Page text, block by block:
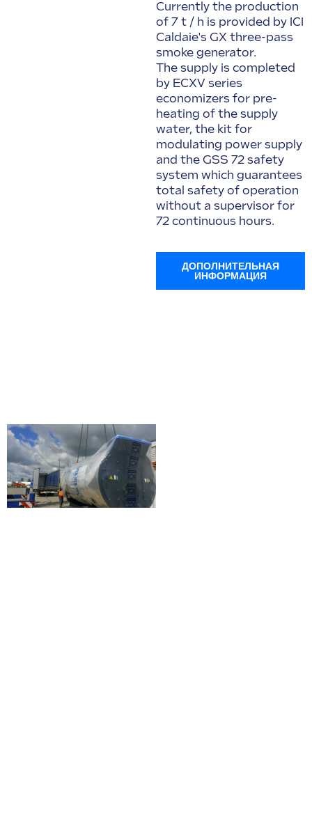
Currently the production
of 7 t / h is provided by ICI
Caldaie's GX three-pass
smoke generator.
The supply is completed
by ECXV series
economizers for pre-
heating of the supply
water, the kit for
modulating power supply
and the GSS 72 safety
system which guarantees
total safety of operation
without a supervisor for
72 continuous hours.
ДОПОЛНИТЕЛЬНАЯ
ИНФОРМАЦИЯ